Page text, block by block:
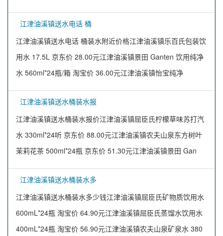
江津油溪镇送水电话 桶
江津油溪镇送水电话 桶装水附近价格江津油溪镇乐百氏包装饮
用水 17.5L 京东价 28.00元江津油溪镇景田 Ganten 饮用纯净
水 560ml*24瓶/箱 淘宝价 36.00元江津油溪镇怡宝纯净
江津油溪镇送水桶装水报
江津油溪镇送水桶装水报价江津油溪镇屈臣氏柠檬草味苏打汽
水 330ml*24听 京东价 88.00元江津油溪镇农夫山泉东方树叶
茉莉花茶 500ml*24瓶 京东价 51.30元江津油溪镇景田 Gan
江津油溪镇送水桶装水多
江津油溪镇送水桶装水多少钱江津油溪镇屈臣氏矿物质饮用水
600mL*24瓶 淘宝价 64.90元江津油溪镇屈臣氏蒸馏水饮用水
400mL*24瓶 淘宝价 56.90元江津油溪镇农夫山泉矿泉水 380